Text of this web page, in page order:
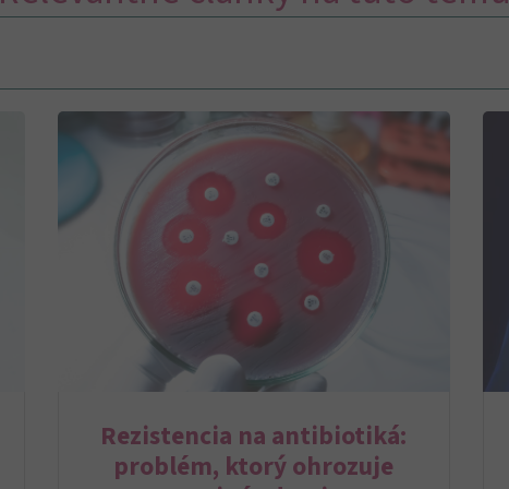
Rezistencia na antibiotiká:
problém, ktorý ohrozuje